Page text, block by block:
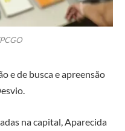
e de busca e apreensão
na capital, Aparecida